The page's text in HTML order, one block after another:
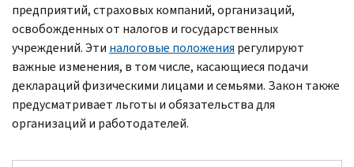
предприятий, страховых компаний, организаций,
освобожденных от налогов и государственных
учреждений. Эти налоговые положения регулируют
важные изменения, в том числе, касающиеся подачи
деклараций физическими лицами и семьями. Закон также
предусматривает льготы и обязательства для
организаций и работодателей.